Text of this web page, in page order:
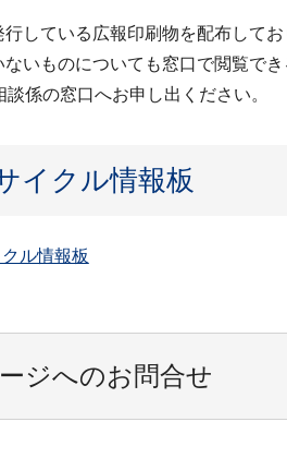
している広報印刷物を配布してお
ないものについても窓口で閲覧でき
係の窓口へお申し出ください。
イクル情報板
ル情報板
ジへのお問合せ